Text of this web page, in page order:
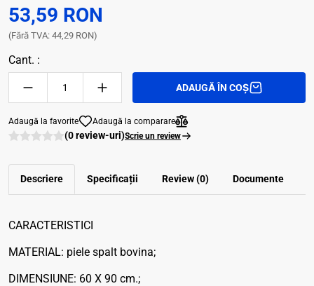
53,59 RON
(Fără TVA: 44,29 RON)
Cant. :
ADAUGĂ ÎN COȘ
Adaugă la favorite Adaugă la comparare
(0 review-uri)Scrie un review
Descriere Specificații Review (0) Documente
CARACTERISTICI
MATERIAL: piele spalt bovina;
DIMENSIUNE: 60 X 90 cm.;